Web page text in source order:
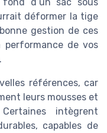
déformer la tige
gestion de ces
de vos
références, car
leurs mousses et
intègrent
capables de